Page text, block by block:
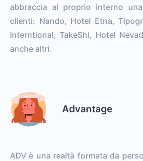
abbraccia al proprio interno
clienti: Nando, Hotel Etna,
Interntional, TakeShi, Hotel
anche altri.
Advantage
ADV è una realtà formata da